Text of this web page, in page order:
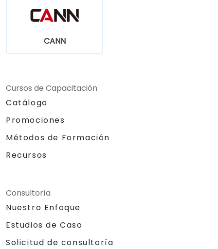
CANN
Cursos de Capacitación
Catálogo
Promociones
Métodos de Formación
Recursos
Consultoría
Nuestro Enfoque
Estudios de Caso
Solicitud de consultoría